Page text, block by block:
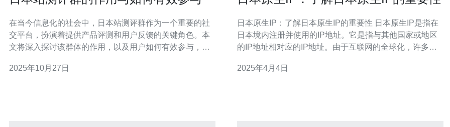
在当今信息化的社会中，日本站测评群作为一个重要的社
交平台，扮演着提供产品评测和用户反馈的关键角色。本
文将深入探讨该群体的作用，以及用户如何有效参与，以
么？ 日本站测评群主要是由一群对特定产品或服务感兴趣
2025年10月27日
日本原生IP：了解日本原生IP的重要性 日本原生IP是指在
日本境内注册并使用的IP地址。它是指与其他国家或地区
的IP地址相对应的IP地址。由于互联网的全球化，许多企
本原生IP对于在日本市场开展业务的企业来说非常重要
2025年4月4日